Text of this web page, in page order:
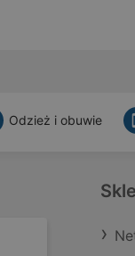
Odzież i obuwie